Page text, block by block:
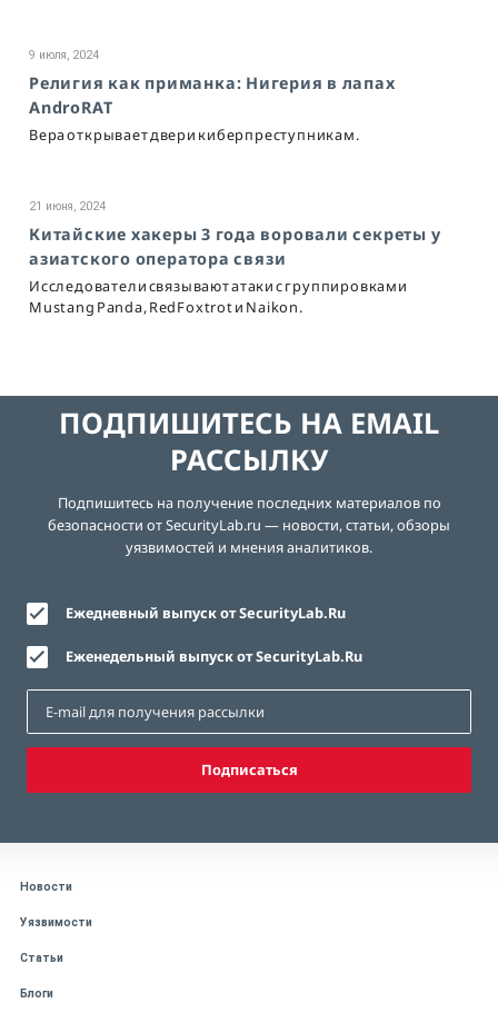
9 июля, 2024
Религия как приманка: Нигерия в лапах
AndroRAT
Вера открывает двери киберпреступникам.
21 июня, 2024
Китайские хакеры 3 года воровали секреты у
азиатского оператора связи
Исследователи связывают атаки с группировками
Mustang Panda, RedFoxtrot и Naikon.
ПОДПИШИТЕСЬ НА EMAIL
РАССЫЛКУ
Подпишитесь на получение последних материалов по
безопасности от SecurityLab.ru — новости, статьи, обзоры
уязвимостей и мнения аналитиков.
Ежедневный выпуск от SecurityLab.Ru
Еженедельный выпуск от SecurityLab.Ru
Подписаться
Новости
Уязвимости
Статьи
Блоги